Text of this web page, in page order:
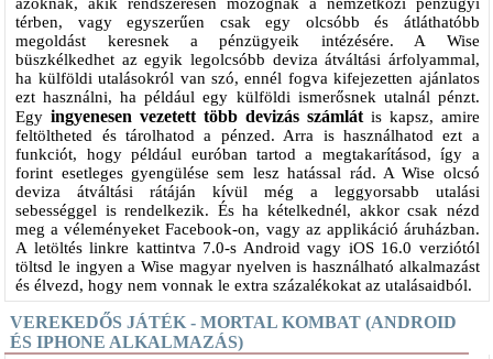
azoknak, akik rendszeresen mozognak a nemzetközi pénzügyi
térben, vagy egyszerűen csak egy olcsóbb és átláthatóbb
megoldást keresnek a pénzügyeik intézésére. A Wise
büszkélkedhet az egyik legolcsóbb deviza átváltási árfolyammal,
ha külföldi utalásokról van szó, ennél fogva kifejezetten ajánlatos
ezt használni, ha például egy külföldi ismerősnek utalnál pénzt.
Egyingyenesen vezetett több devizás számlátis kapsz, amire
feltöltheted és tárolhatod a pénzed. Arra is használhatod ezt a
funkciót, hogy például euróban tartod a megtakarításod, így a
forint esetleges gyengülése sem lesz hatással rád. A Wise olcsó
deviza átváltási rátáján kívül még a leggyorsabb utalási
sebességgel is rendelkezik. És ha kételkednél, akkor csak nézd
meg a véleményeket Facebook-on, vagy az applikáció áruházban.
A letöltés linkre kattintva 7.0-s Android vagy iOS 16.0 verziótól
töltsd le ingyen a Wise magyar nyelven is használható alkalmazást
és élvezd, hogy nem vonnak le extra százalékokat az utalásaidból.
VEREKEDŐS JÁTÉK - MORTAL KOMBAT (ANDROID
ÉS IPHONE ALKALMAZÁS)